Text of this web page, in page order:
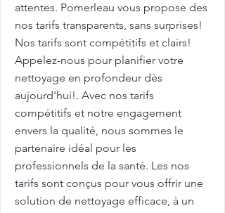
attentes. Pomerleau vous propose des
nos tarifs transparents, sans surprises!
Nos tarifs sont compétitifs et clairs!
Appelez-nous pour planifier votre
nettoyage en profondeur dès
aujourd'hui!. Avec nos tarifs
compétitifs et notre engagement
envers la qualité, nous sommes le
partenaire idéal pour les
professionnels de la santé. Les nos
tarifs sont conçus pour vous offrir une
solution de nettoyage efficace, à un